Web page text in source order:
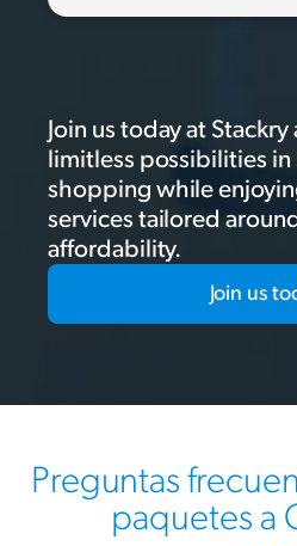
Join us today at
limitless possibilities in
shopping while
services tailored
affordability.
Join us
Preguntas
paquetes a